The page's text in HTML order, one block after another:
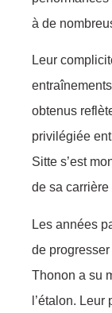
à de
Leur
obtenus
privilégiée
Sitte s’est
de sa carrière
Les années
de
Thonon a su
l’étalon.